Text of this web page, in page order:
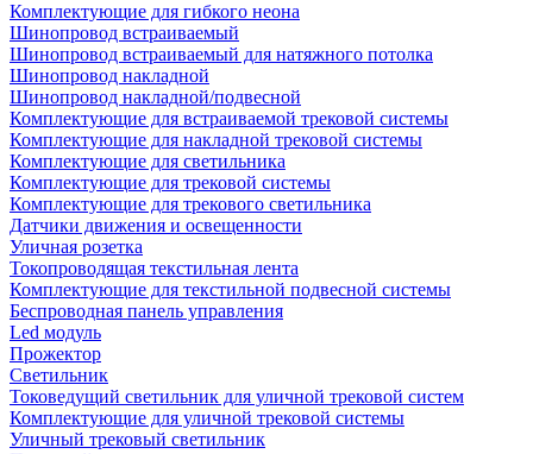
Комплектующие для гибкого неона
Шинопровод встраиваемый
Шинопровод встраиваемый для натяжного потолка
Шинопровод накладной
Шинопровод накладной/подвесной
Комплектующие для встраиваемой трековой системы
Комплектующие для накладной трековой системы
Комплектующие для светильника
Комплектующие для трековой системы
Комплектующие для трекового светильника
Датчики движения и освещенности
Уличная розетка
Токопроводящая текстильная лента
Комплектующие для текстильной подвесной системы
Беспроводная панель управления
Led модуль
Прожектор
Светильник
Токоведущий светильник для уличной трековой систем
Комплектующие для уличной трековой системы
Уличный трековый светильник